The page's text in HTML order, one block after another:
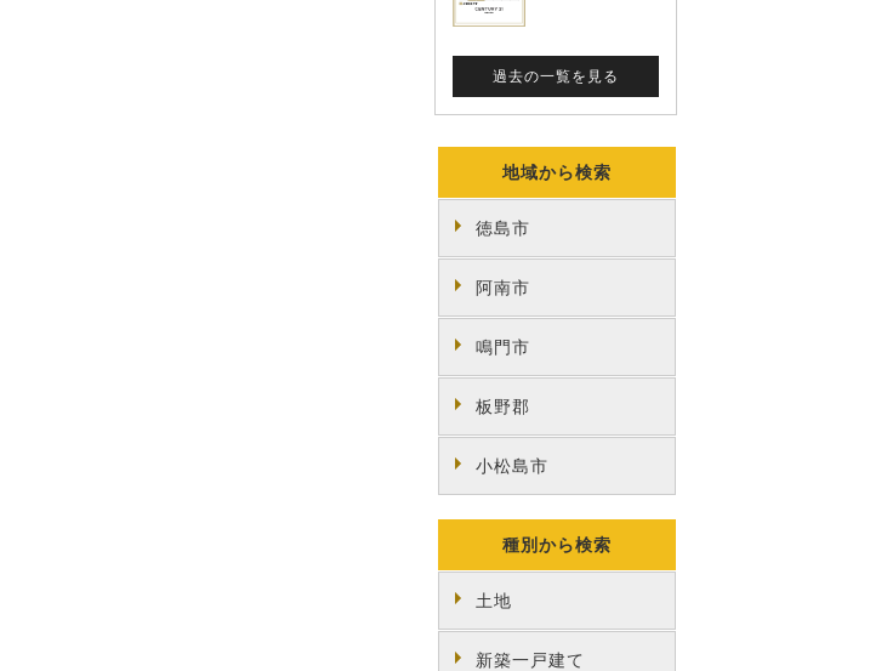
地域から検索
徳島市
阿南市
鳴門市
板野郡
小松島市
種別から検索
土地
新築一戸建て